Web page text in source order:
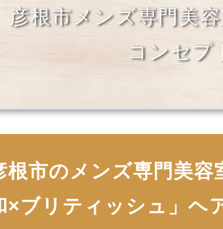
彦根市メンズ専門美
コンセプ
根市のメンズ専門美
×ブリティッシュ」ヘ